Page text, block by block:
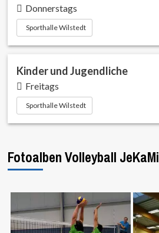
Donnerstags
Sporthalle Wilstedt
Kinder und Jugendliche
Freitags
Sporthalle Wilstedt
Fotoalben Volleyball JeKaMi